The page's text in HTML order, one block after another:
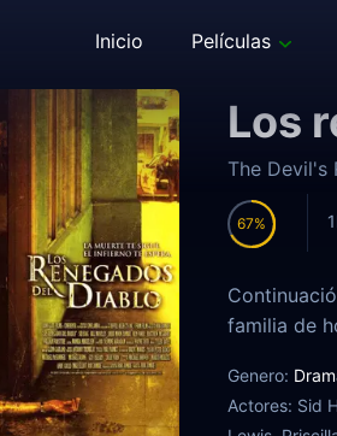
Inicio Películas
Los
The Devil's
67
familia de
Genero:
Actores: Sid